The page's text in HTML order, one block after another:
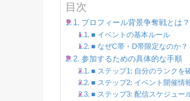
目次
1. プロフィール背景争奪戦とは？
■ イベントの基本ルール
■ なぜC帯・D帯限定なのか？
2. 参加するための具体的な手順
■ ステップ1: 自分のランクを
■ ステップ2: イベント開催情
■ ステップ3: 配信スケジュー